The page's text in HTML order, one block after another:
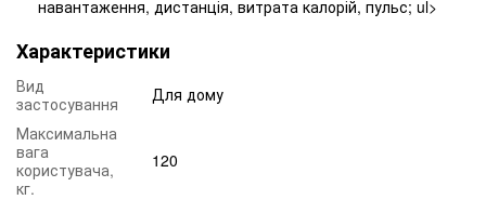
навантаження, дистанція, витрата калорій, пульс; ul>
Характеристики
Вид
застосування
Для дому
Максимальна
вага
користувача,
кг.
120